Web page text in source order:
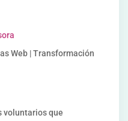
Web | Transformación
voluntarios que